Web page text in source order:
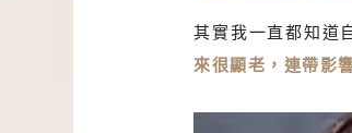
畫面
其實我一直都知道
來很顯老，連帶影